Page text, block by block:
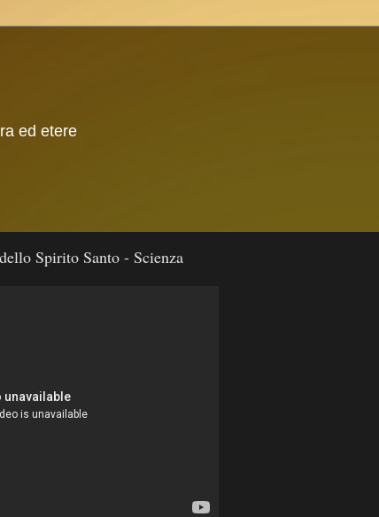
ed etere
Spirito Santo - Scienza